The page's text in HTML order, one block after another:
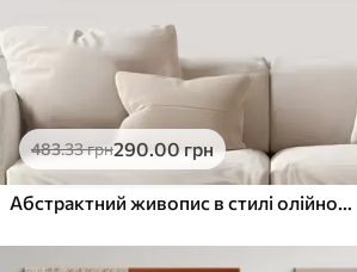
Поверхня з текстурою полотна
✗ Екологічний матеріал
Еко-Преміум
Від .00грн
✓Яскраві, насичені кольори
483.33грн290.00грн
Абстрактний живопис в стилі олійного живопису